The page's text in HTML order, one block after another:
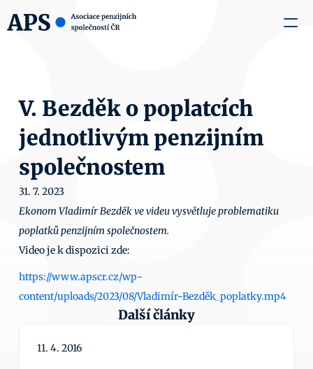
V. Bezděk o poplatcích
jednotlivým penzijním
společnostem
31. 7. 2023
Ekonom Vladimír Bezděk ve videu vysvětluje problematiku
poplatků penzijním společnostem.
Video je k dispozici zde:
https://www.apscr.cz/wp-
content/uploads/2023/08/Vladimír-Bezděk_poplatky.mp4
Další články
11. 4. 2016